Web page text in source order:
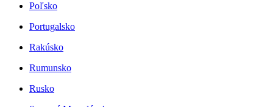
Poľsko
Portugalsko
Rakúsko
Rumunsko
Rusko